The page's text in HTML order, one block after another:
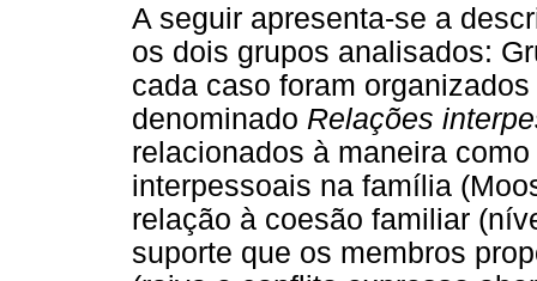
A seguir apresenta-se a
os dois grupos analisados:
cada caso foram
denominado Relações
relacionados à maneira
interpessoais na família
relação à coesão familiar
suporte que os membros